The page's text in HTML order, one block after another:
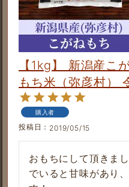
【1kg】 新潟産こ
もち米（弥彦村）
購入者
投稿日 2019/05/15
おもちにして頂きま
でいると甘味があり